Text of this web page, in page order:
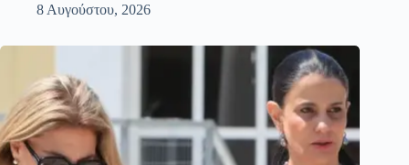
8 Αυγούστου, 2026